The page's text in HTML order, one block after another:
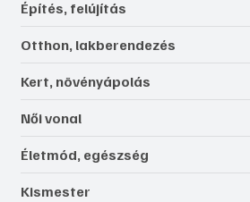
Építés, felújítás
Otthon, lakberendezés
Kert, növényápolás
Női vonal
Életmód, egészség
Kismester